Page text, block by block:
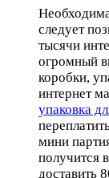
следует
тысячи
огромный
коробки,
интернет
упаковка
мини
получится
доставить